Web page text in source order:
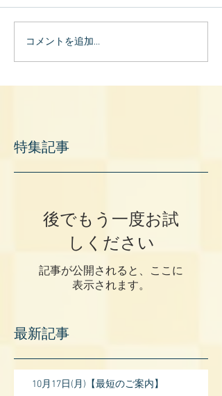
コメントを追加…
特集記事
後でもう一度お試
しください
記事が公開されると、ここに
表示されます。
最新記事
10月17日(月)【最短のご案内】